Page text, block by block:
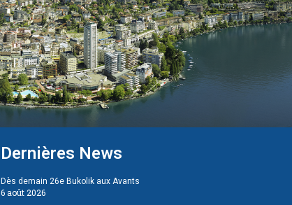
Dernières News
Dès demain 26e Bukolik aux Avants
6 août 2026